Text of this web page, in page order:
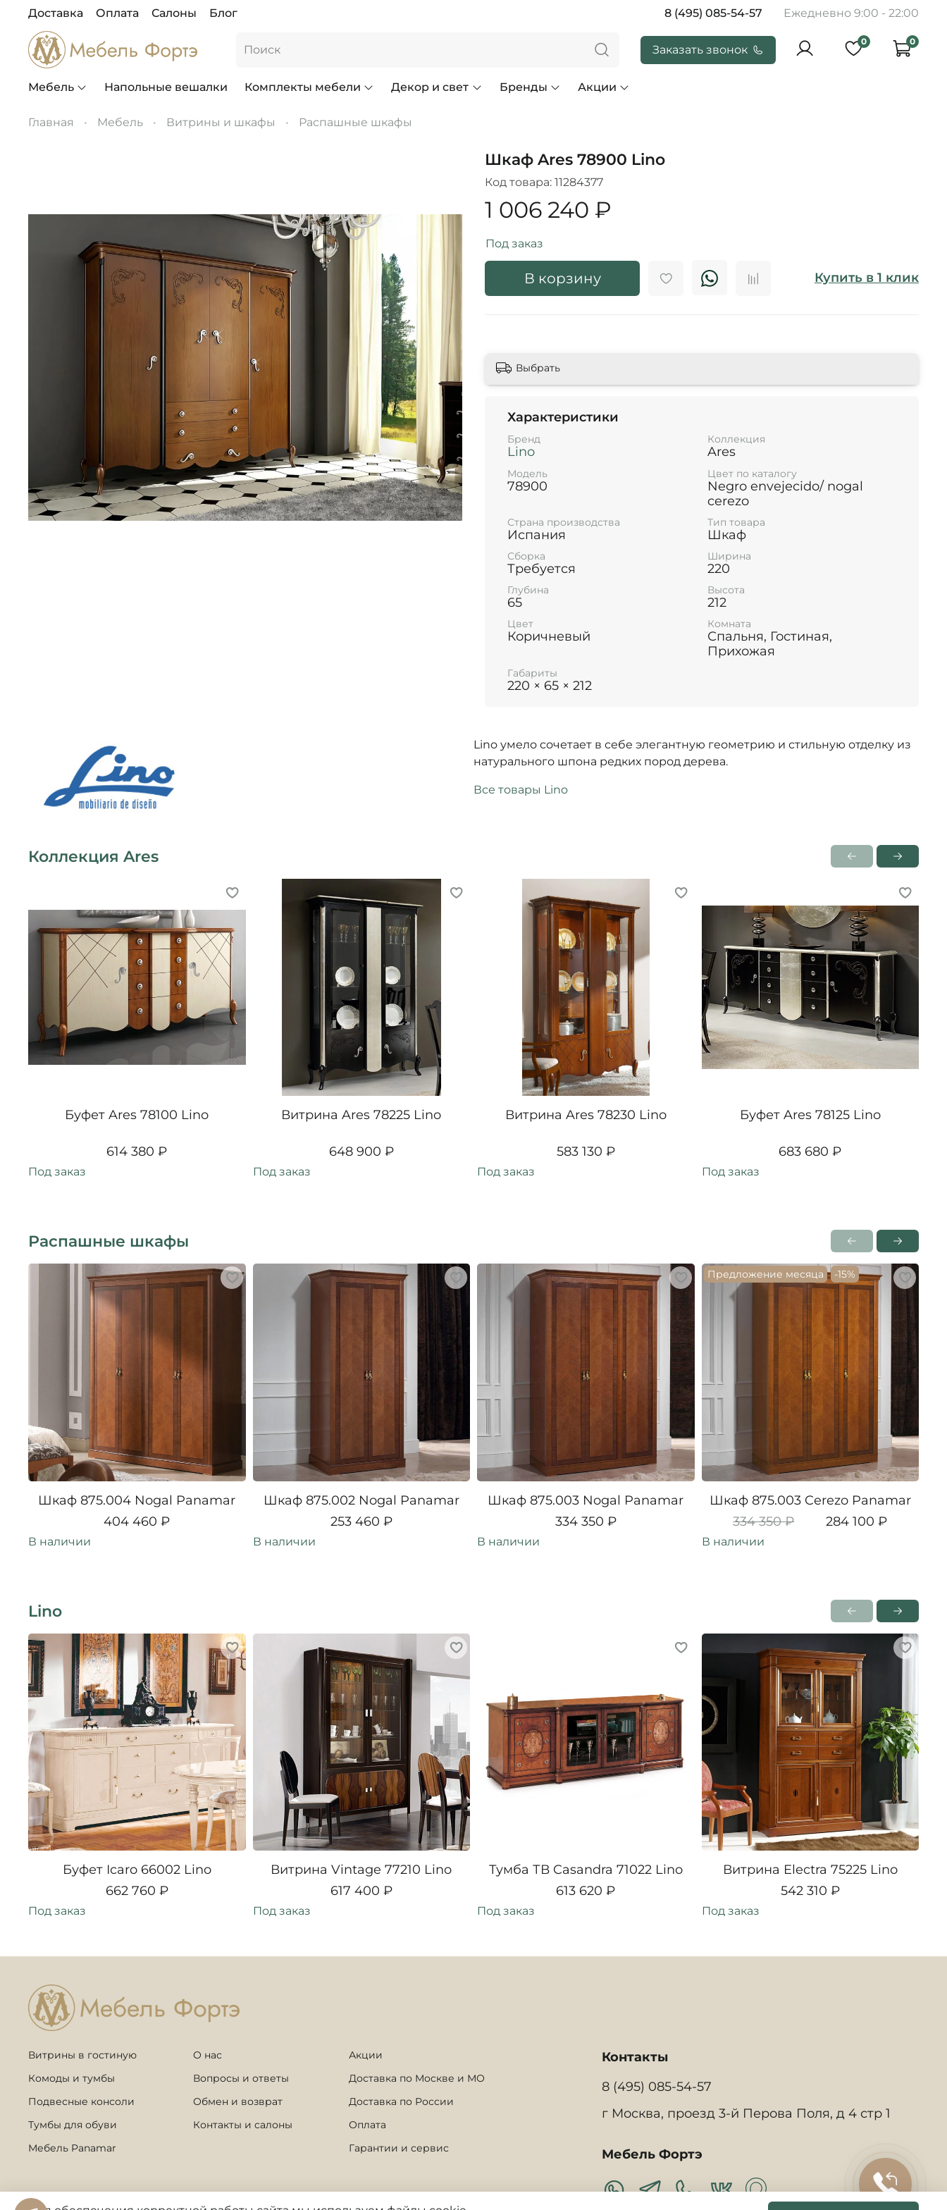
Доставка Оплата Салоны Блог 8 (495) 085-54-57 Ежедневно 9:00 - 22:00
Заказать звонок
0 0
Мебель Напольные вешалки Комплекты мебели Декор и свет Бренды Акции
Главная Мебель Витрины и шкафы Распашные шкафы
Шкаф Ares 78900 Lino
Код товара: 11284377
1 006 240 ₽
В корзину Купить в 1 клик
Под заказ
Выбрать
Характеристики
Бренд
Lino
Коллекция
Ares
Модель
78900
Цвет по каталогу
Negro envejecido/ nogal
cerezo
Страна производства
Испания
Тип товара
Шкаф
Сборка
Требуется
Ширина
220
Глубина
65
Высота
212
Цвет
Коричневый
Комната
Спальня, Гостиная,
Прихожая
Габариты
220 × 65 × 212
Lino умело сочетает в себе элегантную геометрию и стильную отделку из
натурального шпона редких пород дерева.
Все товары Lino
Коллекция Ares
Буфет Ares 78100 Lino
614 380 ₽
Под заказ
Витрина Ares 78225 Lino
648 900 ₽
Под заказ
Витрина Ares 78230 Lino
583 130 ₽
Под заказ
Буфет Ares 78125 Lino
683 680 ₽
Под заказ
Распашные шкафы
Шкаф 875.004 Nogal Panamar
404 460 ₽
В наличии
Шкаф 875.002 Nogal Panamar
253 460 ₽
В наличии
Шкаф 875.003 Nogal Panamar
334 350 ₽
В наличии
Предложение месяца -15%
Шкаф 875.003 Cerezo Panamar
334 350 ₽
284 100 ₽
В наличии
Lino
Буфет Icaro 66002 Lino
662 760 ₽
Под заказ
Витрина Vintage 77210 Lino
617 400 ₽
Под заказ
Тумба ТВ Casandra 71022 Lino
613 620 ₽
Под заказ
Витрина Electra 75225 Lino
542 310 ₽
Под заказ
Витрины в гостиную
Комоды и тумбы
Подвесные консоли
Тумбы для обуви
Мебель Panamar
О нас
Вопросы и ответы
Обмен и возврат
Контакты и салоны
Акции
Доставка по Москве и МО
Доставка по России
Оплата
Гарантии и сервис
Контакты
8 (495) 085-54-57
г Москва, проезд 3-й Перова Поля, д 4 стр 1
Мебель Фортэ